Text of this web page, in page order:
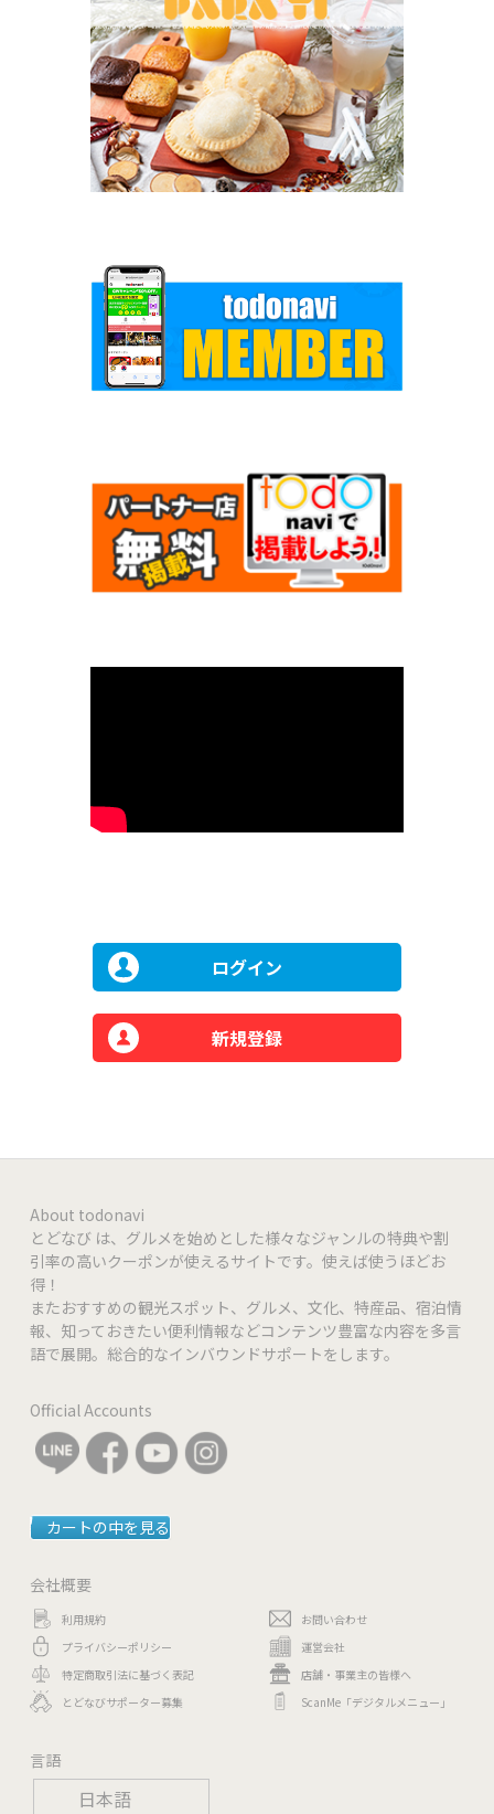
日本語
ログイン
新規登録
About todonavi
とどなび は、グルメを始めとした様々なジャンルの特典や割
引率の高いクーポンが使えるサイトです。使えば使うほどお
得！
またおすすめの観光スポット、グルメ、文化、特産品、宿泊情
報、知っておきたい便利情報などコンテンツ豊富な内容を多言
語で展開。総合的なインバウンドサポートをします。
Official Accounts
カートの中を見る
会社概要
利用規約
プライバシーポリシー
特定商取引法に基づく表記
とどなびサポーター募集
お問い合わせ
運営会社
店舗・事業主の皆様へ
ScanMe「デジタルメニュー」
言語